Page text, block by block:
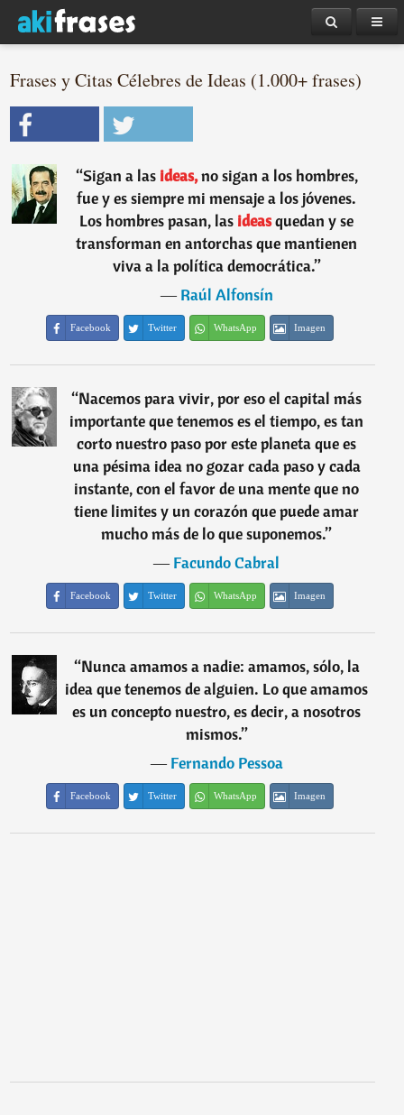
Frases y Citas Célebres de Ideas (1.000+ frases)
“Sigan a lasideas,no sigan a los hombres,
fue y es siempre mi mensaje a los jóvenes.
Los hombres pasan, las ideasquedan y se
transforman en antorchas que mantienen
viva a la política democrática.”
―Raúl Alfonsín
Facebook Twitter WhatsApp Imagen
“Nacemos para vivir, por eso el capital más
importante que tenemos es el tiempo, es tan
corto nuestro paso por este planeta que es
una pésima idea no gozar cada paso y cada
instante, con el favor de una mente que no
tiene limites y un corazón que puede amar
mucho más de lo que suponemos.”
―Facundo Cabral
Facebook Twitter WhatsApp Imagen
“Nunca amamos a nadie: amamos, sólo, la
idea que tenemos de alguien. Lo que amamos
es un concepto nuestro, es decir, a nosotros
mismos.”
―Fernando Pessoa
Facebook Twitter WhatsApp Imagen